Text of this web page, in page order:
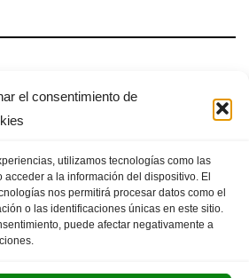
el consentimiento de
utilizamos tecnologías como las
a la información del dispositivo. El
nos permitirá procesar datos como el
o las identificaciones únicas en este sitio.
puede afectar negativamente a
la ley de los tres estados
1 2 3 4 5
6 7
PÁGINA
SIGUIENTE »